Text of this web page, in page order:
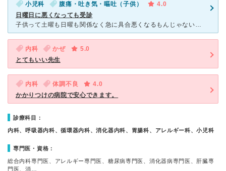
小児科 腹痛・吐き気・嘔吐（子供）
4.0
日曜日に悪くなっても受診
子供って土曜も日曜も関係なく急に具合悪くなるもんじゃないですか。そんな時に日曜日でも受診ができる病院が助かります。 うちの子供特に具合が悪くなると嘔吐を繰り返します。点滴などをするとかなり良くな
内科 かぜ
5.0
とてもいい先生
内科 体調不良
4.0
かかりつけの病院で安心できます。
診療科目：
内科、呼吸器内科、循環器内科、消化器内科、胃腸科、アレルギー科、小児科
専門医・資格：
総合内科専門医、アレルギー専門医、糖尿病専門医、消化器病専門医、肝臓専
門医、消…